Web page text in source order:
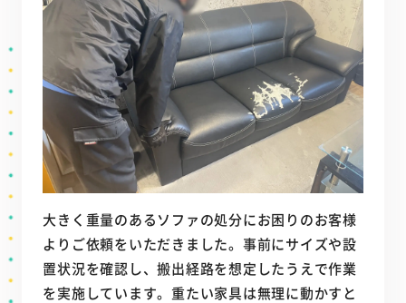
大きく重量のあるソファの処分にお困りのお客様
よりご依頼をいただきました。事前にサイズや設
置状況を確認し、搬出経路を想定したうえで作業
を実施しています。重たい家具は無理に動かすと